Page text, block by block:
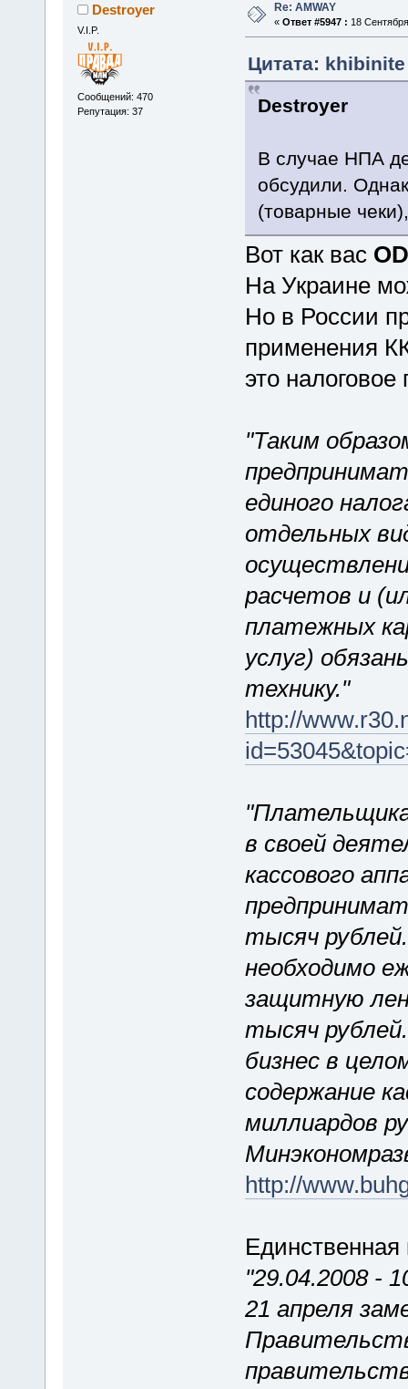
Destroyer
V.I.P.
Сообщений: 470
Репутация: 37
Re: AMWAY
« Ответ #5947 : 18
Цитата:
Destroyer
В случае НПА
обсудили.
(товарные
Вот как вас
На Украине
Но в России
применения
это налоговое
"Таким
единого
отдельных
расчетов и
платежных
услуг)
технику."
http://
в своей
кассового
тысяч
необходимо
защитную
тысяч
бизнес в
содержание
миллиардов
http://
"29.04.2008 -
21 апреля